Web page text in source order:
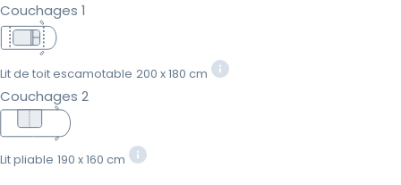
Couchages 1
Lit de toit escamotable 200 x 180 cm
Couchages 2
Lit pliable 190 x 160 cm